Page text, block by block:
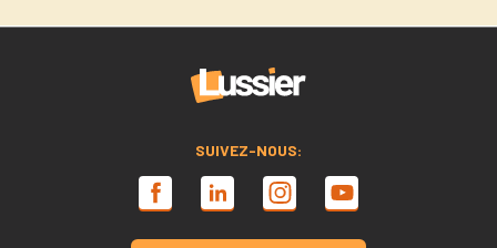
SUIVEZ-NOUS: